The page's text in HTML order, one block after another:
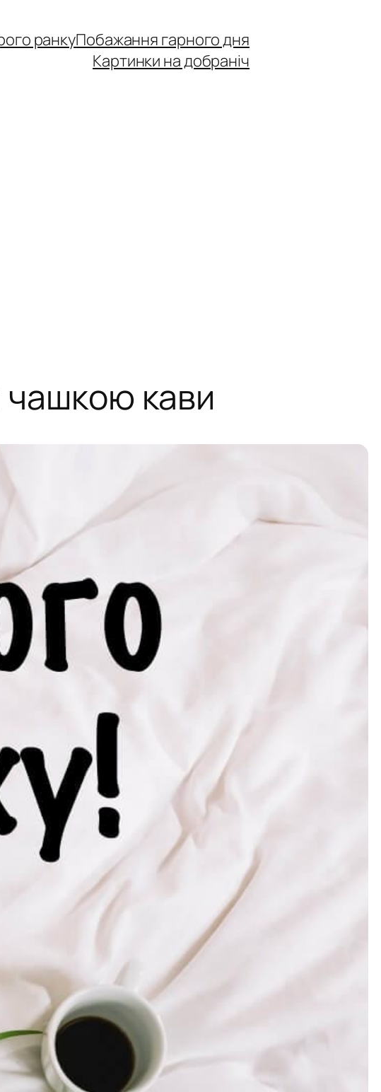
ранкуПобажання гарного дня
Картинки на добраніч
чашкою кави